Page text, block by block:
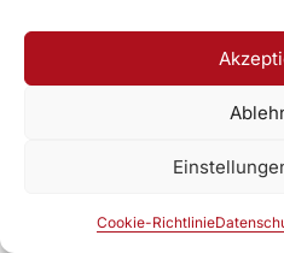
Cookie-Richtlinie
Zur DAV